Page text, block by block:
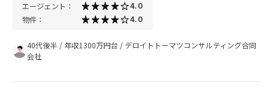
エージェント： 4.0
物件： 4.0
40代後半 / 年収1300万円台 / デロイトトーマツコンサルティング合同
会社